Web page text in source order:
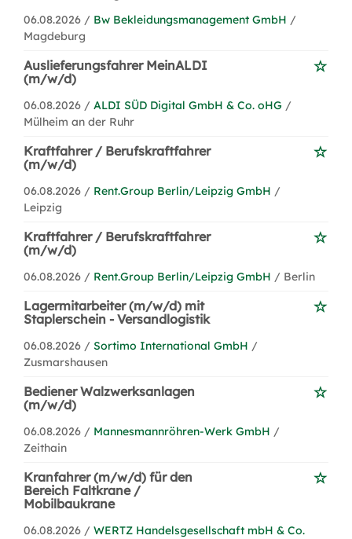
06.08.2026 / Bw Bekleidungsmanagement GmbH /
Magdeburg
Auslieferungsfahrer MeinALDI
(m/w/d)
06.08.2026 / ALDI SÜD Digital GmbH & Co. oHG /
Mülheim an der Ruhr
Kraftfahrer / Berufskraftfahrer
(m/w/d)
06.08.2026 / Rent.Group Berlin/Leipzig GmbH /
Leipzig
Kraftfahrer / Berufskraftfahrer
(m/w/d)
06.08.2026 / Rent.Group Berlin/Leipzig GmbH / Berlin
Lagermitarbeiter (m/w/d) mit
Staplerschein - Versandlogistik
06.08.2026 / Sortimo International GmbH /
Zusmarshausen
Bediener Walzwerksanlagen
(m/w/d)
06.08.2026 / Mannesmannröhren-Werk GmbH /
Zeithain
Kranfahrer (m/w/d) für den
Bereich Faltkrane /
Mobilbaukrane
06.08.2026 / WERTZ Handelsgesellschaft mbH & Co.